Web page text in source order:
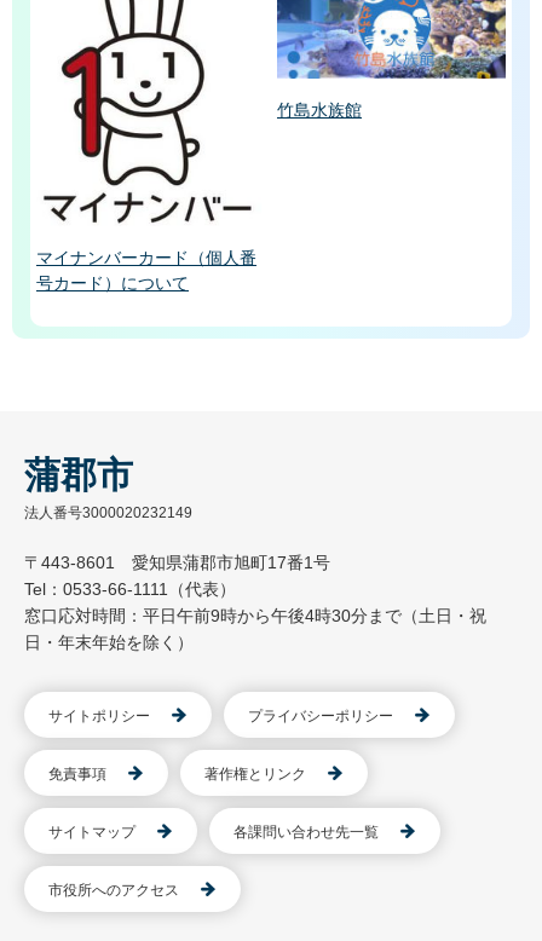
マイナンバーカード（個人番
号カード）について
竹島水族館
蒲郡市
法人番号3000020232149
〒443-8601 愛知県蒲郡市旭町17番1号
Tel：0533-66-1111（代表）
窓口応対時間：平日午前9時から午後4時30分まで（土日・祝
日・年末年始を除く）
サイトポリシー プライバシーポリシー
免責事項 著作権とリンク
サイトマップ 各課問い合わせ先一覧
市役所へのアクセス